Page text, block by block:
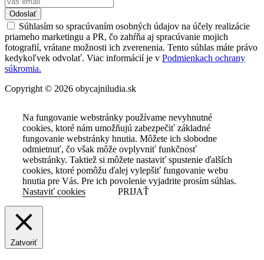
Odoslať
Súhlasím so spracúvaním osobných údajov na účely realizácie
priameho marketingu a PR, čo zahŕňa aj spracúvanie mojich
fotografií, vrátane možnosti ich zverenenia. Tento súhlas máte právo
kedykoľvek odvolať. Viac informácií je v Podmienkach ochrany
súkromia.
Copyright © 2026 obycajniludia.sk
Na fungovanie webstránky používame nevyhnutné
cookies, ktoré nám umožňujú zabezpečiť základné
fungovanie webstránky hnutia. Môžete ich slobodne
odmietnuť, čo však môže ovplyvniť funkčnosť
webstránky. Taktiež si môžete nastaviť spustenie ďalších
cookies, ktoré pomôžu ďalej vylepšiť fungovanie webu
hnutia pre Vás. Pre ich povolenie vyjadrite prosím súhlas.
Nastaviť cookies
PRIJAŤ
Zatvoriť